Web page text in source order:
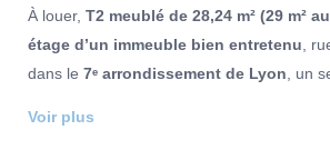
À louer, T2 meublé de 28,24 m² (29 m²
étage d’un immeuble bien entretenu ,
dans le 7ᵉ arrondissement de Lyon , un
L’appartement est
Voir plus